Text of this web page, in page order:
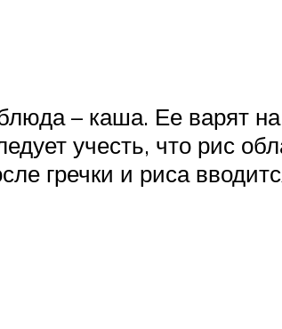
– каша. Ее варят
учесть, что рис
гречки и риса